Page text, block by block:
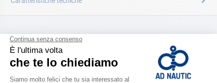
CATALOGARE
Scopri la